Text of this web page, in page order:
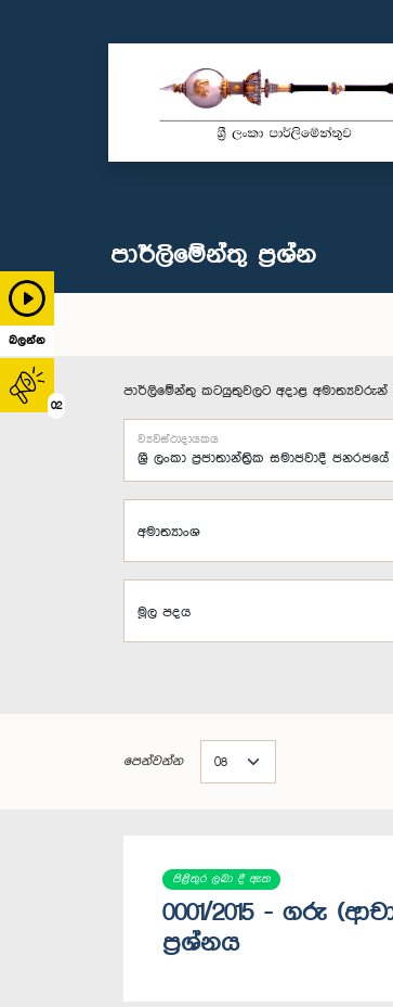
බලන්න
02
පාර්ලි‌මේන්තු‌ ප්‍රශ්න
පාර්ලිමේන්තු කටයුතුවලට අදාළ
ව්‍යවස්ථාදායකය
අමාත්‍යාංශ
මූල පදය
පෙන්වන්න
පිළිතුර ලබා දී ඇත
0001/2015 - ගරු
ප්‍රශ්නය